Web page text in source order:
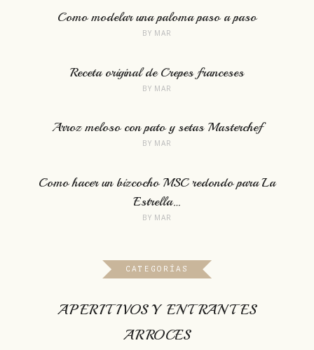
Como modelar una paloma paso a paso
BY MAR
Receta original de Crepes franceses
BY MAR
Arroz meloso con pato y setas Masterchef
BY MAR
Como hacer un bizcocho MSC redondo para La
Estrella…
BY MAR
CATEGORÍAS
APERITIVOS Y ENTRANTES
ARROCES